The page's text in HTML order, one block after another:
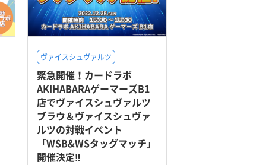
ヴァイスシュヴァルツ
緊急開催！カードラボ
AKIHABARAゲーマーズB1
店でヴァイスシュヴァルツ
ブラウ＆ヴァイスシュヴァ
ルツの対戦イベント
「WSB&WSタッグマッチ」
開催決定‼